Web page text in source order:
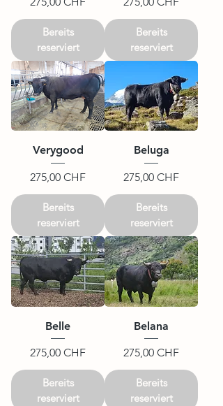
Bereits
reserviert
Bereits
reserviert
Verygood
Preis
275,00 CHF
Bereits
reserviert
Beluga
Preis
275,00 CHF
Bereits
reserviert
Belle
Preis
275,00 CHF
Bereits
reserviert
Belana
Preis
275,00 CHF
Bereits
reserviert